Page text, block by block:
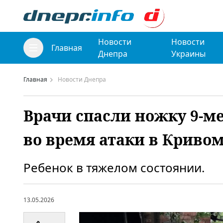
Главная
Новости
Днепра
Новости
Украины
Главная Новости Днепра
Врачи спасли ножку 9-
во время атаки в
Ребенок в тяжелом состоянии.
13.05.2026